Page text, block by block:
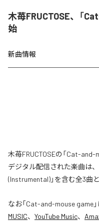
木苺FRUCTOSE、「
始
新曲情報
木苺FRUCTOSEの「Cat-
デジタル配信された楽曲は、
(Instrumental)」を含む全3曲
なお「Cat-and-mouse game
MUSIC、 YouTube Music、